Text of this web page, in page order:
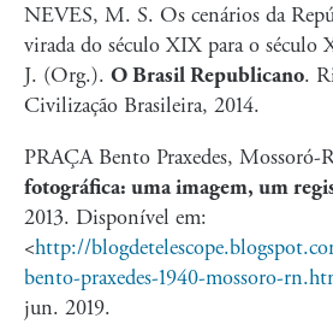
NEVES, M. S. Os cenários da
virada do século XIX para o
J. (Org.). O Brasil Republicano.
Civilização Brasileira, 2014.
PRAÇA Bento Praxedes, Mossoró-
fotográfica: uma imagem, um
2013. Disponível em:
<http://
bento-praxedes-1940-mossoro-
jun. 2019.